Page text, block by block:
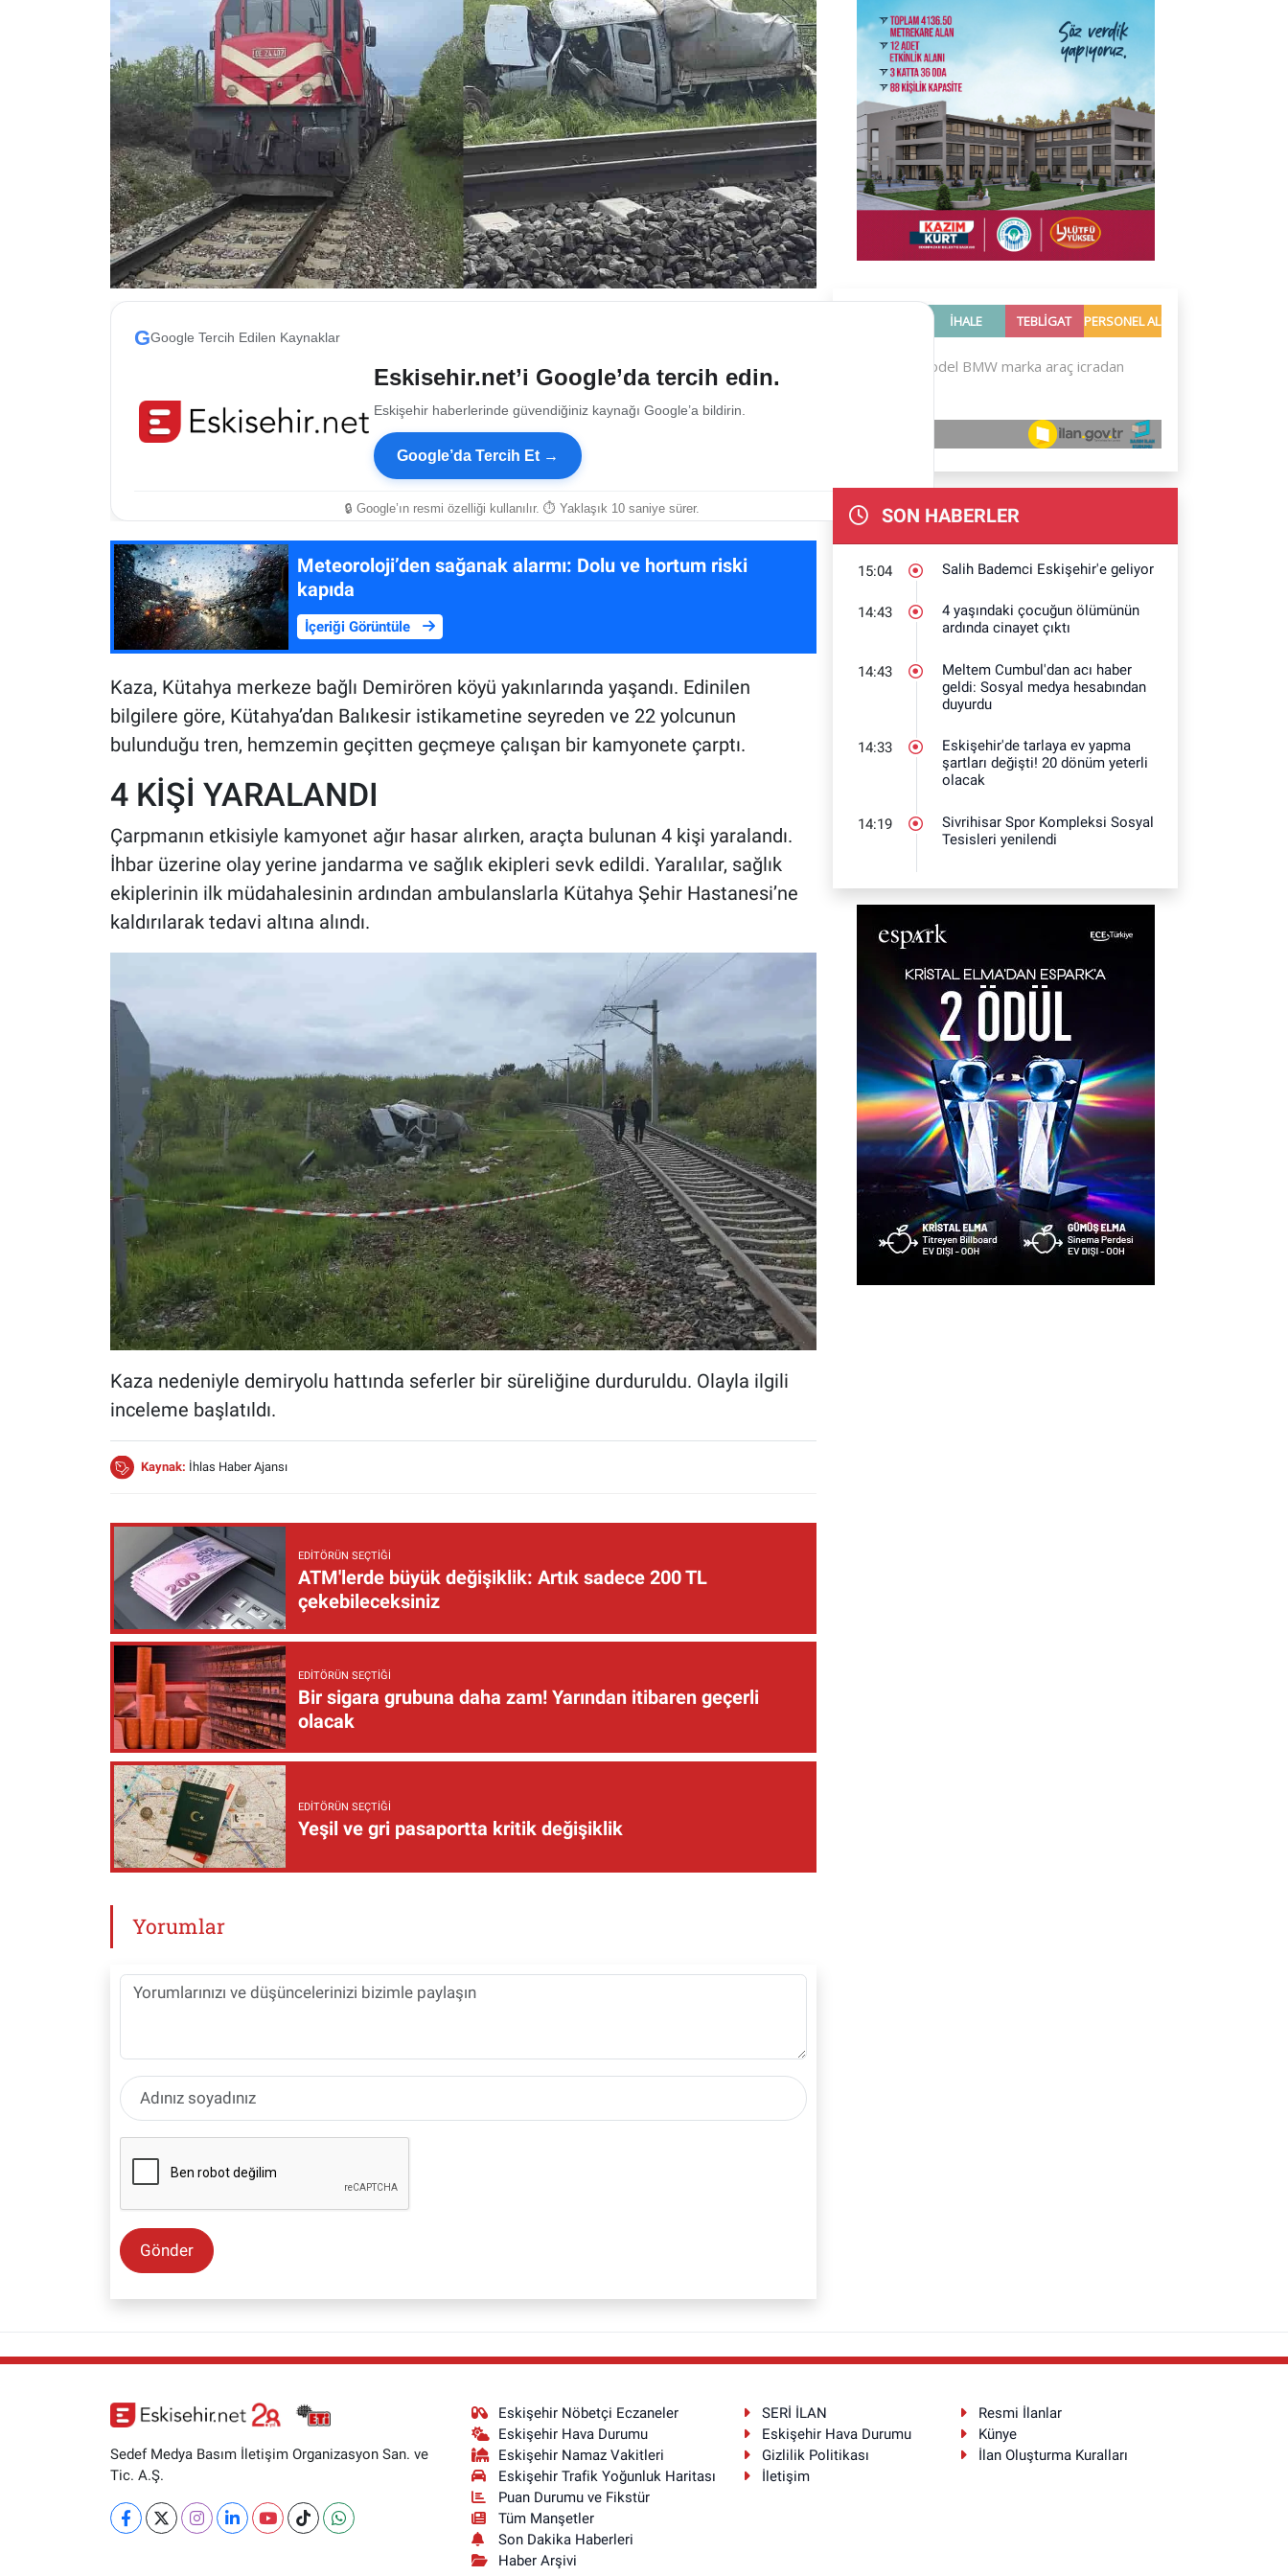
GGoogle Tercih Edilen Kaynaklar
Eskisehir.net’i Google’da tercih edin.
Eskişehir haberlerinde güvendiğiniz kaynağı Google’a bildirin.
Google’da Tercih Et →
🔒 Google’ın resmi özelliği kullanılır. ⏱ Yaklaşık 10 saniye sürer.
Meteoroloji’den sağanak alarmı: Dolu ve hortum riski
kapıda
İçeriği Görüntüle
Kaza, Kütahya merkeze bağlı Demirören köyü yakınlarında yaşandı. Edinilen
bilgilere göre, Kütahya’dan Balıkesir istikametine seyreden ve 22 yolcunun
bulunduğu tren, hemzemin geçitten geçmeye çalışan bir kamyonete çarptı.
4 KİŞİ YARALANDI
Çarpmanın etkisiyle kamyonet ağır hasar alırken, araçta bulunan 4 kişi yaralandı.
İhbar üzerine olay yerine jandarma ve sağlık ekipleri sevk edildi. Yaralılar, sağlık
ekiplerinin ilk müdahalesinin ardından ambulanslarla Kütahya Şehir Hastanesi’ne
kaldırılarak tedavi altına alındı.
Kaza nedeniyle demiryolu hattında seferler bir süreliğine durduruldu. Olayla ilgili
inceleme başlatıldı.
Kaynak: İhlas Haber Ajansı
EDITÖRÜN SEÇTIĞI
ATM'lerde büyük değişiklik: Artık sadece 200 TL
çekebileceksiniz
EDITÖRÜN SEÇTIĞI
Bir sigara grubuna daha zam! Yarından itibaren geçerli
olacak
EDITÖRÜN SEÇTIĞI
Yeşil ve gri pasaportta kritik değişiklik
Yorumlar
Gönder
SON HABERLER
15:04 Salih Bademci Eskişehir'e geliyor
14:43
4 yaşındaki çocuğun ölümünün
ardında cinayet çıktı
14:43
Meltem Cumbul'dan acı haber
geldi: Sosyal medya hesabından
duyurdu
14:33
Eskişehir'de tarlaya ev yapma
şartları değişti! 20 dönüm yeterli
olacak
14:19
Sivrihisar Spor Kompleksi Sosyal
Tesisleri yenilendi
Sedef Medya Basım İletişim Organizasyon San. ve
Tic. A.Ş.
Eskişehir Nöbetçi Eczaneler
Eskişehir Hava Durumu
Eskişehir Namaz Vakitleri
Eskişehir Trafik Yoğunluk Haritası
Puan Durumu ve Fikstür
Tüm Manşetler
Son Dakika Haberleri
Haber Arşivi
SERİ İLAN
Resmi İlanlar
Eskişehir Hava Durumu
Künye
Gizlilik Politikası
İlan Oluşturma Kuralları
İletişim
ESKİŞEHİR NÖBETÇİ ECZANELER
Eskişehir Haber İçerikleri
Eskişehir Hava Durumu
Eskişehir Tramvay Saatleri
Eskişehir Otobüs Saatleri